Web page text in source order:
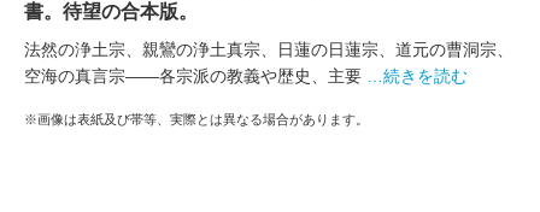
書。待望の合本版。
法然の浄土宗、親鸞の浄土真宗、日蓮の日蓮宗、道元の曹洞宗、
空海の真言宗――各宗派の教義や歴史、主要
…続きを読む
※画像は表紙及び帯等、実際とは異なる場合があります。